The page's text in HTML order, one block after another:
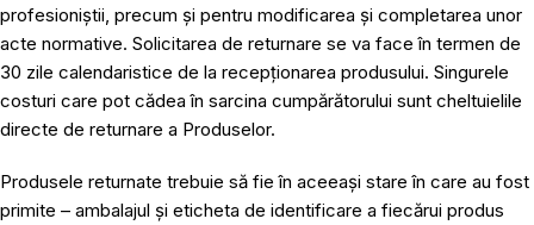
profesioniștii, precum și pentru modificarea și completarea unor
acte normative. Solicitarea de returnare se va face în termen de
30 zile calendaristice de la recepționarea produsului. Singurele
costuri care pot cădea în sarcina cumpărătorului sunt cheltuielile
directe de returnare a Produselor.
Produsele returnate trebuie să fie în aceeași stare în care au fost
primite – ambalajul și eticheta de identificare a fiecărui produs